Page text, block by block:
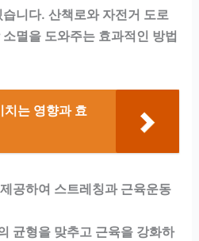
니다. 산책로와 자전거 도로
멸을 도와주는 효과적인 방법
치는 영향과 효
공하여 스트레칭과 근육운동
균형을 맞추고 근육을 강화하